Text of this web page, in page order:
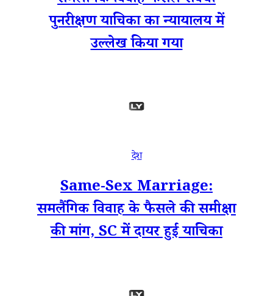
पुनरीक्षण याचिका का न्यायालय में
उल्लेख किया गया
देश
Same-Sex Marriage:
समलैंगिक विवाह के फैसले की समीक्षा
की मांग, SC में दायर हुई याचिका